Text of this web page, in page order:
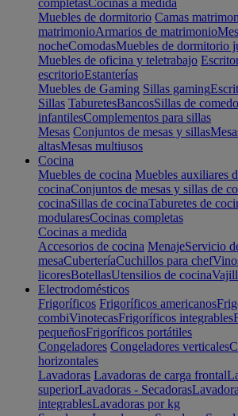
completasCocinas a medida
Muebles de dormitorio Camas
matrimonioArmarios de matrimonio
nocheComodasMuebles de dormitorio
Muebles de oficina y teletrabajo
escritorioEstanterías
Muebles de Gaming Sillas gaming
Sillas TaburetesBancosSillas de
infantilesComplementos para sillas
Mesas Conjuntos de mesas y sillas
altasMesas multiusos
Cocina
Muebles de cocina Muebles auxiliares
cocinaConjuntos de mesas y sillas de
cocinaSillas de cocinaTaburetes de
modularesCocinas completas
Cocinas a medida
Accesorios de cocina MenajeServicio
mesaCuberteríaCuchillos para chef
licoresBotellasUtensilios de cocina
Electrodomésticos
Frigoríficos Frigoríficos americanos
combiVinotecasFrigoríficos integrables
pequeñosFrigoríficos portátiles
Congeladores Congeladores verticales
horizontales
Lavadoras Lavadoras de carga frontal
superiorLavadoras - Secadoras
integrablesLavadoras por kg